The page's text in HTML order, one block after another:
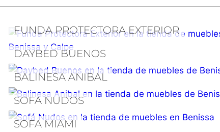
FUNDA PROTECTORA EXTERIOR
DAYBED BUENOS
BALINESA ANIBAL
SOFA NUDOS
SOFA MIAMI